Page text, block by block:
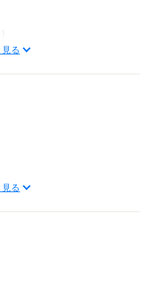
見る
問い合わせください！！
見る